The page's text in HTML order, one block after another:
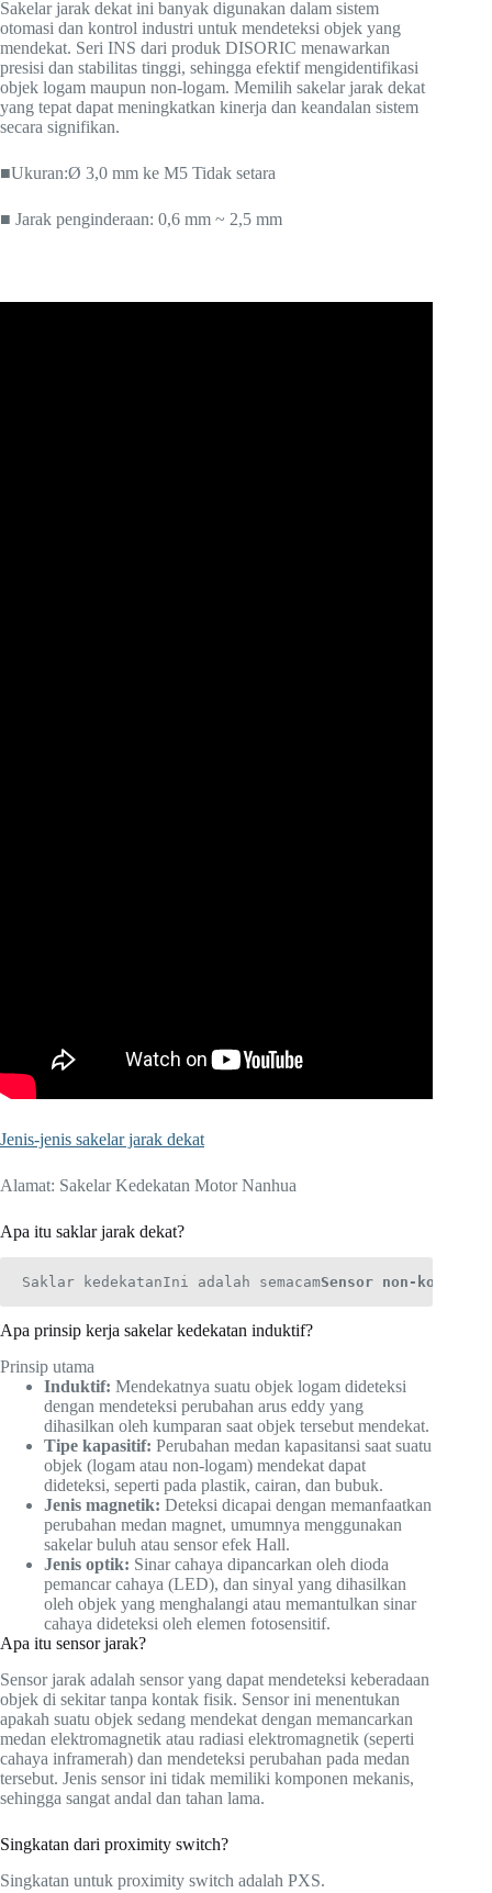
Sakelar jarak dekat ini banyak digunakan dalam sistem
otomasi dan kontrol industri untuk mendeteksi objek yang
mendekat. Seri INS dari produk DISORIC menawarkan
presisi dan stabilitas tinggi, sehingga efektif mengidentifikasi
objek logam maupun non-logam. Memilih sakelar jarak dekat
yang tepat dapat meningkatkan kinerja dan keandalan sistem
secara signifikan.
■Ukuran:Ø 3,0 mm ke M5 Tidak setara
■ Jarak penginderaan: 0,6 mm ~ 2,5 mm
Jenis-jenis sakelar jarak dekat
Alamat: Sakelar Kedekatan Motor Nanhua
Apa itu saklar jarak dekat?
Saklar kedekatanIni adalah semacamSensor non-kontak
Apa prinsip kerja sakelar kedekatan induktif?
Prinsip utama
Induktif: Mendekatnya suatu objek logam dideteksi
dengan mendeteksi perubahan arus eddy yang
dihasilkan oleh kumparan saat objek tersebut mendekat.
Tipe kapasitif: Perubahan medan kapasitansi saat suatu
objek (logam atau non-logam) mendekat dapat
dideteksi, seperti pada plastik, cairan, dan bubuk.
Jenis magnetik: Deteksi dicapai dengan memanfaatkan
perubahan medan magnet, umumnya menggunakan
sakelar buluh atau sensor efek Hall.
Jenis optik: Sinar cahaya dipancarkan oleh dioda
pemancar cahaya (LED), dan sinyal yang dihasilkan
oleh objek yang menghalangi atau memantulkan sinar
cahaya dideteksi oleh elemen fotosensitif.
Apa itu sensor jarak?
Sensor jarak adalah sensor yang dapat mendeteksi keberadaan
objek di sekitar tanpa kontak fisik. Sensor ini menentukan
apakah suatu objek sedang mendekat dengan memancarkan
medan elektromagnetik atau radiasi elektromagnetik (seperti
cahaya inframerah) dan mendeteksi perubahan pada medan
tersebut. Jenis sensor ini tidak memiliki komponen mekanis,
sehingga sangat andal dan tahan lama.
Singkatan dari proximity switch?
Singkatan untuk proximity switch adalah PXS.